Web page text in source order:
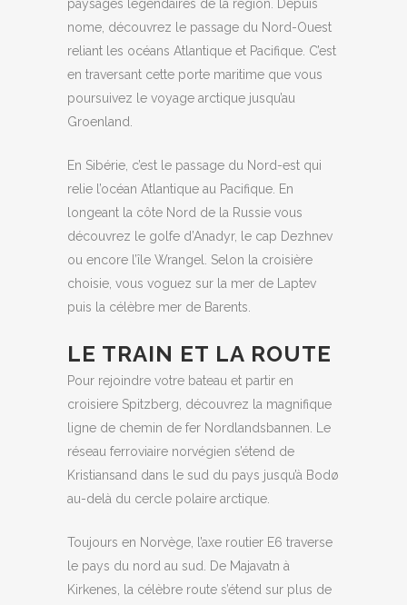
paysages légendaires de la région. Depuis
nome, découvrez le passage du Nord-Ouest
reliant les océans Atlantique et Pacifique. C’est
en traversant cette porte maritime que vous
poursuivez le voyage arctique jusqu’au
Groenland.
En Sibérie, c’est le passage du Nord-est qui
relie l’océan Atlantique au Pacifique. En
longeant la côte Nord de la Russie vous
découvrez le golfe d’Anadyr, le cap Dezhnev
ou encore l’île Wrangel. Selon la croisière
choisie, vous voguez sur la mer de Laptev
puis la célèbre mer de Barents.
LE TRAIN ET LA ROUTE
Pour rejoindre votre bateau et partir en
croisiere Spitzberg, découvrez la magnifique
ligne de chemin de fer Nordlandsbannen. Le
réseau ferroviaire norvégien s’étend de
Kristiansand dans le sud du pays jusqu’à Bodø
au-delà du cercle polaire arctique.
Toujours en Norvège, l’axe routier E6 traverse
le pays du nord au sud. De Majavatn à
Kirkenes, la célèbre route s’étend sur plus de